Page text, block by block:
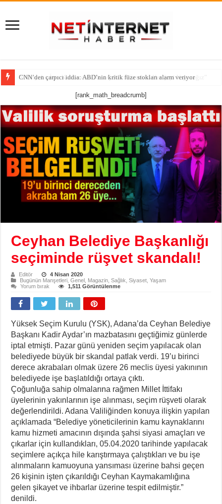
CNN’den çarpıcı iddia: ABD’nin kritik füze stokları alarm veriyor
[rank_math_breadcrumb]
Ceyhan Belediye Başkanlığı
seçiminde rüşvet skandalı!
Editör
4 Nisan 2020
Bugünün Manşetleri ,Genel Magazin ,Sağlık ,Siyaset ,Yaşam
Yorum bırak
1,511 Görüntülenme
Yüksek Seçim Kurulu (YSK), Adana’da Ceyhan Belediye
Başkanı Kadir Aydar’ın mazbatasını geçtiğimiz günlerde
iptal etmişti. Pazar günü yeniden seçim yapılacak olan
belediyede büyük bir skandal patlak verdi. 19’u birinci
derece akrabaları olmak üzere 26 meclis üyesi yakınının
belediyede işe başlatıldığı ortaya çıktı.
Çoğunluğa sahip olmalarına rağmen Millet İttifakı
üyelerinin yakınlarının işe alınması, seçim rüşveti olarak
değerlendirildi. Adana Valiliğinden konuya ilişkin yapılan
açıklamada “Belediye yöneticilerinin kamu kaynaklarını
kamu hizmeti amacının dışında şahsi siyasi amaçları ve
çıkarlar için kullandıkları, 05.04.2020 tarihinde yapılacak
seçimlere açıkça hile karıştırmaya çalıştıkları ve bu işe
alınmaların kamuoyuna yansıması üzerine bahsi geçen
26 kişinin işten çıkarıldığı Ceyhan Kaymakamlığına
gelen şikayet ve ihbarlar üzerine tespit edilmiştir.”
denildi.